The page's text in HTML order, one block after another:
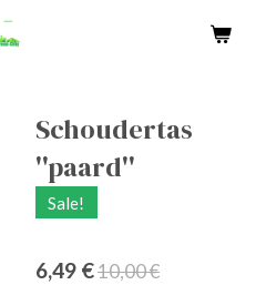
Schoudertas
''paard''
Sale!
6,49 €10,00 €